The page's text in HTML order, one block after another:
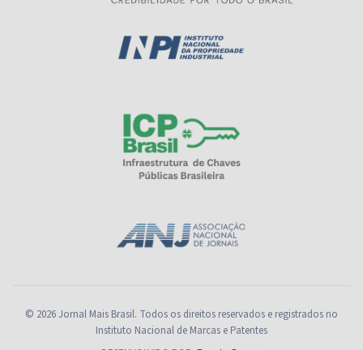
© 2026 Jornal Mais Brasil. Todos os direitos reservados e registrados no
Instituto Nacional de Marcas e Patentes